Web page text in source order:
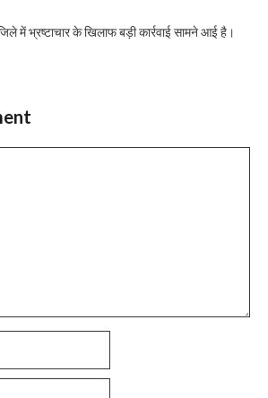
में भ्रष्टाचार के खिलाफ बड़ी कार्रवाई सामने आई है।